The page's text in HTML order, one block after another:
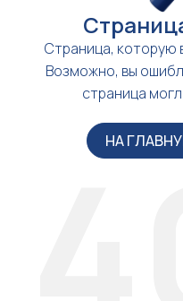
Страница, которую
Возможно, вы
страница
НА